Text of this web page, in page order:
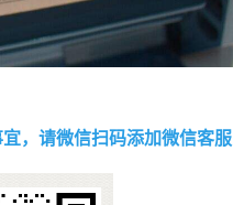
，请微信扫码添加微信客服